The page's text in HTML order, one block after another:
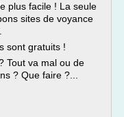
plus facile ! La seule
sites de voyance
sont gratuits !
Tout va mal ou de
? Que faire ?...